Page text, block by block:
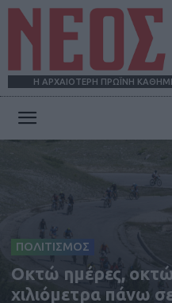
Η ΑΡΧΑΙΟΤΕΡΗ ΠΡΩΪΝΗ
ΠΟΛΙΤΙΣΜΟΣ
Οκτώ ημέρες,
χιλιόμετρα πάνω